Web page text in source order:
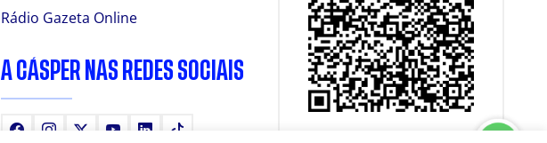
Rádio Gazeta Online
A CÁSPER NAS REDES SOCIAIS
FacebookInstagram
X YoutubeLinkedInTikTok